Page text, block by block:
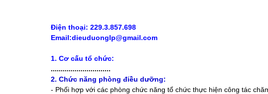
Điện thoại: 229.3.857.698
Email:dieuduonglp@gmail.com
1. Cơ cấu tổ chức:
..............................
2. Chức năng phòng điều dưỡng:
- Phối hợp với các phòng chức năng tổ chức thực hiện công tác